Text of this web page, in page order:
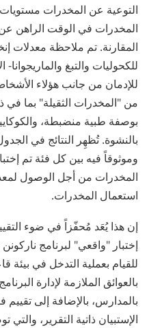
التوعية عن المخدرات
المخدرات في الوقت الراهن
المقارنة. تم ملاحظة معدلات
للكحوليات والتبغ والماريجوانا-
للإدمان من جانب هؤلاء
من "المخدرات الثقيلة" بما
بوصفة طبية منضبطة،
وموثوقاً فيه بين كل فئة تم
المخدرات من أجل الوصول
استعمال المخدرات.
إن هذا يُعَد مُحفّزاً في ضوء
إختبار "واقعي" لبرنامج
للقيام بعملية التدخل في بيئة
بالعوائق الملازمة لإدارة
بالمدارس، بالإضافة إلى تقييم
الإستبيان ذاتية التقرير،